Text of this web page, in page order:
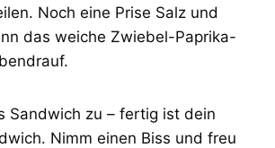
Noch eine Prise Salz und
das weiche Zwiebel-Paprika-
Sandwich zu – fertig ist dein
Nimm einen Biss und freu